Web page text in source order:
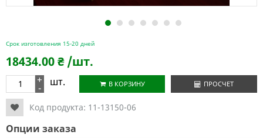
1 2 3 4 5 6 7
Срок изготовления 15-20 дней
18434.00₴ /шт.
+
- шт. В КОРЗИНУ ПРОСЧЕТ
Код продукта: 11-13150-06
Опции заказа